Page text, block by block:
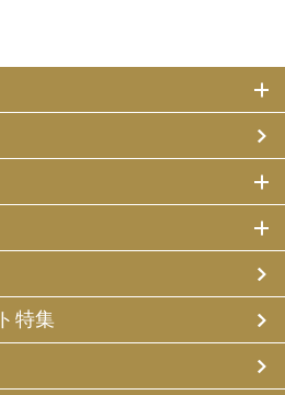
旅行の申込みの際にお申出いた
客様との連絡のために利用させ
お申込みいただいた旅行におい
な運送・宿泊機関等について契
）の提供する旅行サービスの手
受領のための手続、また旅行代
る企業の商品やサービス、キャ
ご感想の提供のお願い
させていただくことがありま
特集